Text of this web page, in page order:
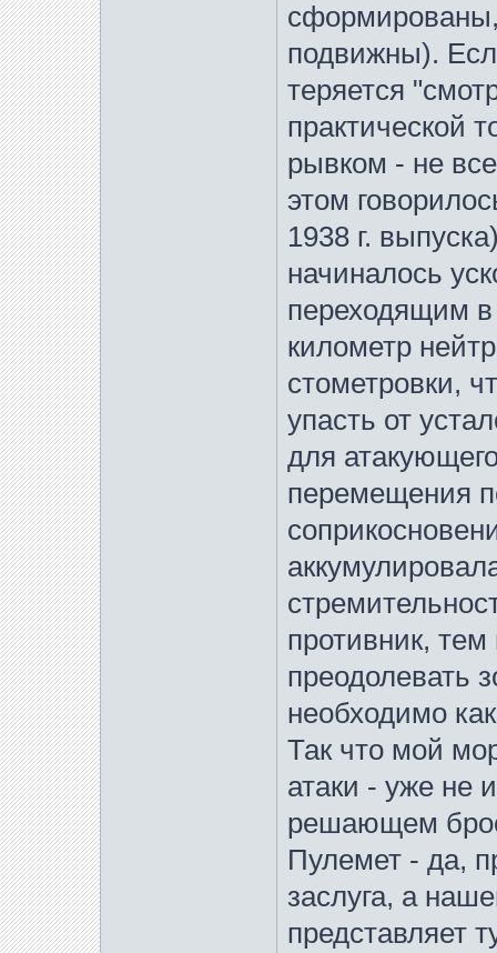
подвижны).
теряется
практической
рывком - не
этом
1938 г.
начиналось
переходящим в
километр
стометровки,
упасть от
для
перемещения
противник,
преодолевать
необходимо
Так что мой
атаки - уже не
решающем
Пулемет - да,
заслуга, а
представляет